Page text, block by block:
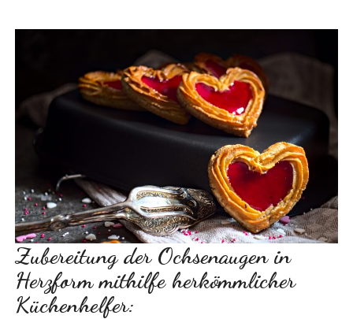
Zubereitung der Ochsenaugen in
Herzform mithilfe herkömmlicher
Küchenhelfer: